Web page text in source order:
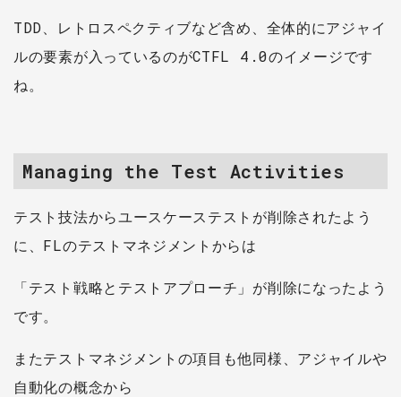
TDD、レトロスペクティブなど含め、全体的にアジャイ
ルの要素が入っているのがCTFL 4.0のイメージです
ね。
Managing the Test Activities
テスト技法からユースケーステストが削除されたよう
に、FLのテストマネジメントからは
「テスト戦略とテストアプローチ」が削除になったよう
です。
またテストマネジメントの項目も他同様、アジャイルや
自動化の概念から